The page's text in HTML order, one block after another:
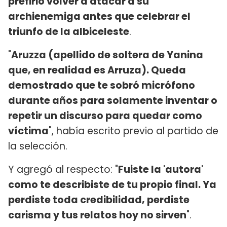
archienemiga antes que celebrar el
triunfo de la albiceleste.
"Aruzza (apellido de soltera de Yanina
que, en realidad es Arruza). Queda
demostrado que te sobró micrófono
durante años para solamente inventar o
repetir un discurso para quedar como
víctima", había escrito previo al partido de
la selección.
Y agregó al respecto: "Fuiste la 'autora'
como te describiste de tu propio final. Ya
perdiste toda credibilidad, perdiste
carisma y tus relatos hoy no sirven".